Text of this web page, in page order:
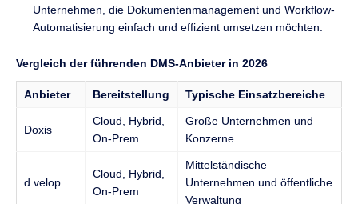
Unternehmen, die Dokumentenmanagement und Workflow-
Automatisierung einfach und effizient umsetzen möchten.
Vergleich der führenden DMS-Anbieter in 2026
Anbieter Bereitstellung Typische Einsatzbereiche
Doxis
Cloud, Hybrid,
On-Prem
Große Unternehmen und
Konzerne
d.velop
Cloud, Hybrid,
On-Prem
Mittelständische
Unternehmen und öffentliche
Verwaltung